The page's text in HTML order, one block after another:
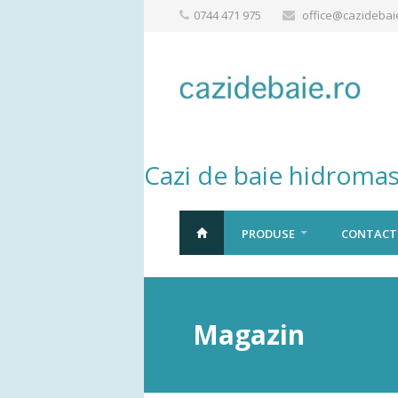
0744 471 975
Cazi de baie
PRODUSE CONTACT
Magazin